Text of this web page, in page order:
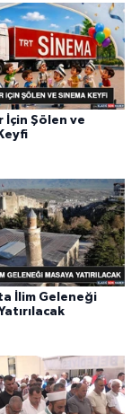
İçin Şölen ve
İlim Geleneği